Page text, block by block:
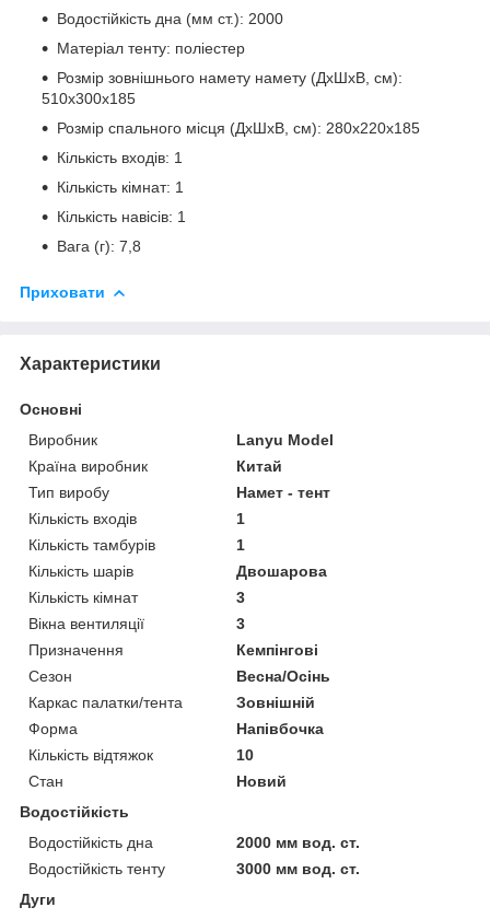
Водостійкість дна (мм ст.): 2000
Матеріал тенту: поліестер
Розмір зовнішнього намету намету (ДхШхВ, см):
510х300х185
Розмір спального місця (ДхШхВ, см): 280х220х185
Кількість входів: 1
Кількість кімнат: 1
Кількість навісів: 1
Вага (г): 7,8
Приховати
Характеристики
Основні
Виробник
Lanyu Model
Країна виробник
Китай
Тип виробу
Намет - тент
Кількість входів
1
Кількість тамбурів
1
Кількість шарів
Двошарова
Кількість кімнат
3
Вікна вентиляції
3
Призначення
Кемпінгові
Сезон
Весна/Осінь
Каркас палатки/тента
Зовнішній
Форма
Напівбочка
Кількість відтяжок
10
Стан
Новий
Водостійкість
Водостійкість дна
2000 мм вод. ст.
Водостійкість тенту
3000 мм вод. ст.
Дуги